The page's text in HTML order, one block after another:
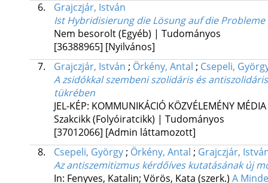
6.
Grajczjár, István
Ist Hybridisierung die Lösung auf die
Nem besorolt (Egyéb) | Tudományos
[36388965] [Nyilvános]
7.
Grajczjár, István ; Örkény, Antal ; Csepeli,
A zsidókkal szembeni szolidáris és
tükrében
JEL-KÉP: KOMMUNIKÁCIÓ KÖZVÉLEMÉNY MÉDIA
Szakcikk (Folyóiratcikk) | Tudományos
[37012066] [Admin láttamozott]
8.
Csepeli, György; Örkény, Antal ; Grajczjár,
Az antiszemitizmus kérdőíves kutatásának új
In: Fenyves, Katalin; Vörös, Kata (szerk.) A